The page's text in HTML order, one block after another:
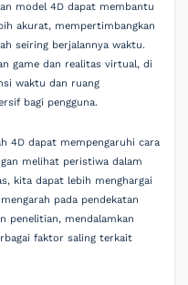
model 4D dapat membantu
akurat, mempertimbangkan
seiring berjalannya waktu.
game dan realitas virtual, di
waktu dan ruang
bagi pengguna.
4D dapat mempengaruhi cara
melihat peristiwa dalam
kita dapat lebih menghargai
pada pendekatan
penelitian, mendalamkan
faktor saling terkait